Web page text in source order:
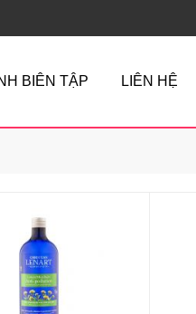
BIÊN TẬP LIÊN HỆ